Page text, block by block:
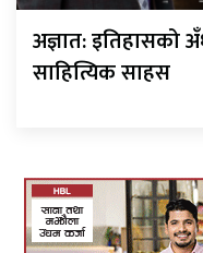
अज्ञात: इतिहासको
साहित्यिक साहस